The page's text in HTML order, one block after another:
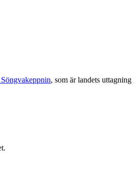
, som är landets uttagning